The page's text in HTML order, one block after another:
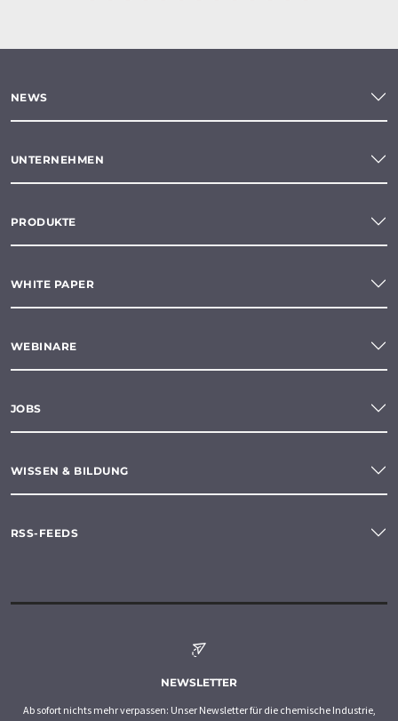
NEWS
UNTERNEHMEN
PRODUKTE
WHITE PAPER
WEBINARE
JOBS
WISSEN & BILDUNG
RSS-FEEDS
NEWSLETTER
Ab sofort nichts mehr verpassen: Unser Newsletter für die chemische Industrie,